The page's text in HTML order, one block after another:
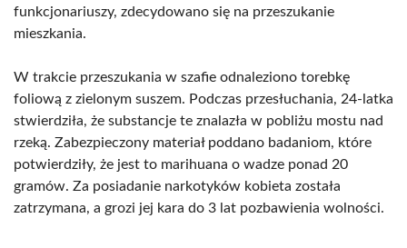
funkcjonariuszy, zdecydowano się na przeszukanie
mieszkania.
W trakcie przeszukania w szafie odnaleziono torebkę
foliową z zielonym suszem. Podczas przesłuchania, 24-latka
stwierdziła, że substancje te znalazła w pobliżu mostu nad
rzeką. Zabezpieczony materiał poddano badaniom, które
potwierdziły, że jest to marihuana o wadze ponad 20
gramów. Za posiadanie narkotyków kobieta została
zatrzymana, a grozi jej kara do 3 lat pozbawienia wolności.